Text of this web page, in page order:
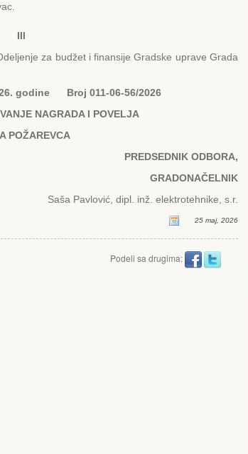
III
za budžet i finansije Gradske uprave Grada
. godine Broj 011-06-56/2026
NAGRADA I POVЕLJA
POŽARЕVCA
PRЕDSЕDNIK ODBORA,
GRADONAČЕLNIK
Saša Pavlović, dipl. inž. elektrotehnike, s.r.
25 maj, 2026
Podeli sa drugima: